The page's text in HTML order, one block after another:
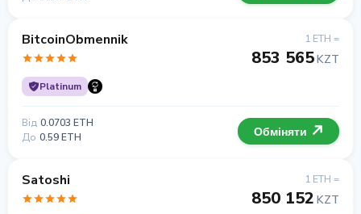
BitcoinObmennik
Platinum
1 ETH =
853 565KZT
Від 0.0703 ETH
До 0.59 ETH Обміняти
Satoshi 1 ETH =
850 152 KZT